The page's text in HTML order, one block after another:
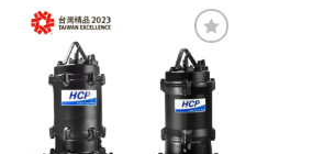
Add to
wishlist